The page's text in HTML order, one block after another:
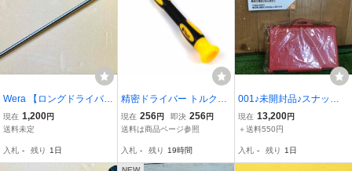
Wera 【ロングドライバ
ー】 T-ハンドル ナットド
ライバー 495T / 11mmｘ3
現在 1,200円
送料未定
入札 - 残り 1日
精密ドライバー トルクス
ドライバー T8 携帯電話修
理などに T8H
現在 256円 即決 256円
送料は商品ページ参照
入札 - 残り 19時間
001♪未開封品♪スナップ
オン Snap-on トルクスド
ライバーセット SGDET7
現在 13,200円
＋送料550円
入札 - 残り 1日